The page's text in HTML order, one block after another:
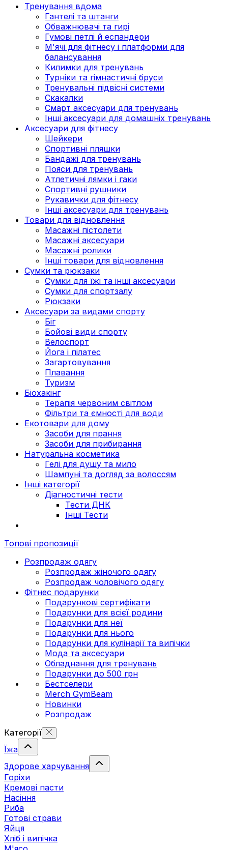
Тренування вдома
Гантелі та штанги
Обважнювачі та гирі
Гумові петлі й еспандери
М'ячі для фітнесу і платформи для
балансування
Килимки для тренувань
Турніки та гімнастичні бруси
Тренувальні підвісні системи
Скакалки
Смарт аксесуари для тренувань
Інші аксесуари для домашніх тренувань
Аксесуари для фітнесу
Шейкери
Спортивні пляшки
Бандажі для тренувань
Пояси для тренувань
Атлетичні лямки і гаки
Спортивні рушники
Рукавички для фітнесу
Інші аксесуари для тренувань
Товари для відновлення
Масажні пістолети
Масажні аксесуари
Масажні ролики
Інші товари для відновлення
Сумки та рюкзаки
Сумки для їжі та інші аксесуари
Сумки для спортзалу
Рюкзаки
Аксесуари за видами спорту
Біг
Бойові види спорту
Велоспорт
Йога і пілатес
Загартовування
Плавання
Туризм
Біохакінг
Терапія червоним світлом
Фільтри та ємності для води
Екотовари для дому
Засоби для прання
Засоби для прибирання
Натуральна косметика
Гелі для душу та мило
Шампуні та догляд за волоссям
Інші категорії
Діагностичні тести
Тести ДНК
Інші Тести
Топові пропозиції
Розпродаж одягу
Розпродаж жіночого одягу
Розпродаж чоловічого одягу
Фітнес подарунки
Подарункові сертифікати
Подарунки для всієї родини
Подарунки для неї
Подарунки для нього
Подарунки для кулінарії та випічки
Мода та аксесуари
Обладнання для тренувань
Подарунки до 500 грн
Бестселери
Merch GymBeam
Новинки
Розпродаж
Категорії
Їжа
Здорове харчування
Горіхи
Кремові пасти
Насіння
Риба
Готові страви
Яйця
Хліб і випічка